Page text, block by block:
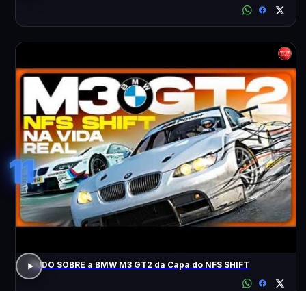
11
TUDO SOBRE a BMW M3 GT2 da Capa do NFS SHIFT